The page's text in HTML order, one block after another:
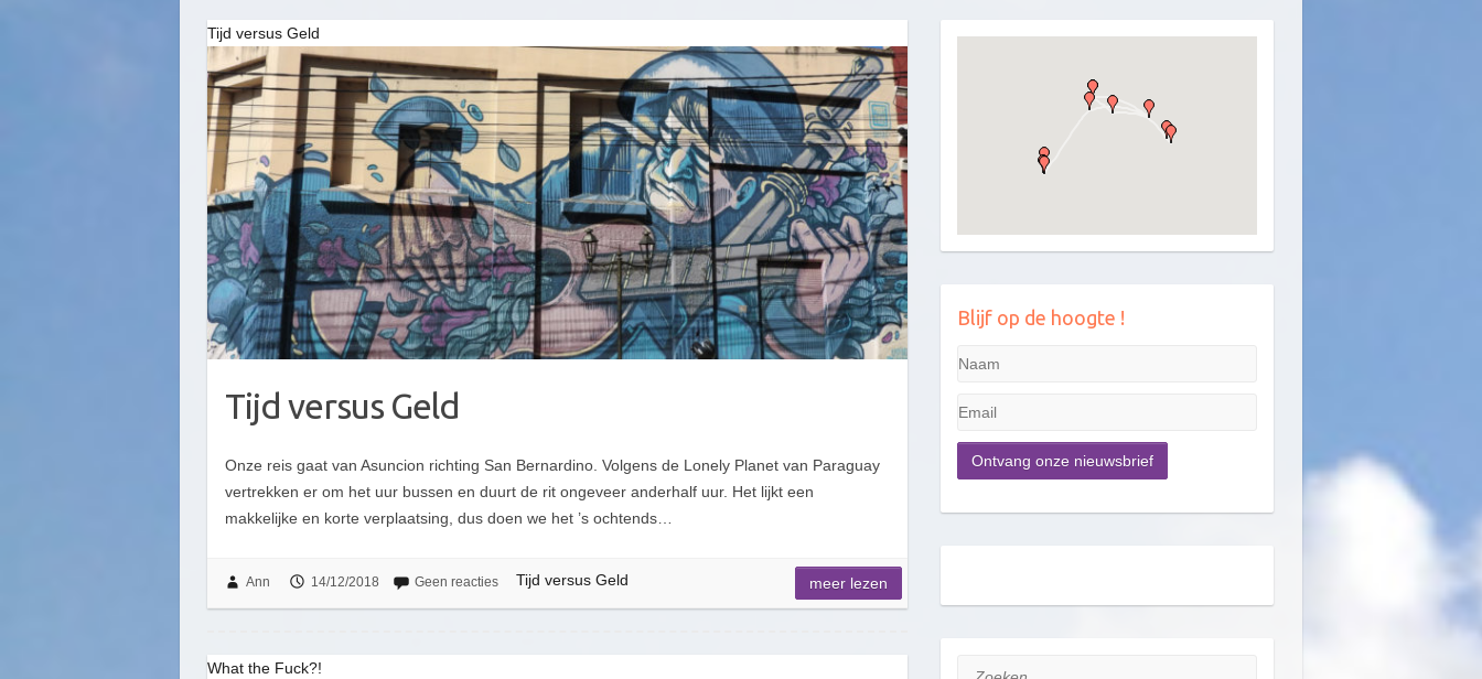
Tijd versus Geld
Tijd versus Geld
Onze reis gaat van Asuncion richting San Bernardino. Volgens de Lonely Planet van Paraguay
vertrekken er om het uur bussen en duurt de rit ongeveer anderhalf uur. Het lijkt een
makkelijke en korte verplaatsing, dus doen we het ’s ochtends…
Ann 14/12/2018 Geen reacties Tijd versus Geld meer lezen
What the Fuck?!
Blijf op de hoogte !
Zoeken